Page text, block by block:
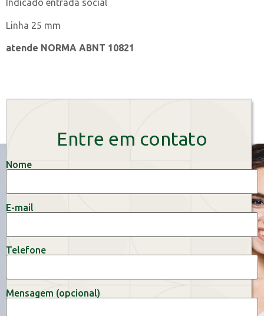
Indicado entrada social
Linha 25 mm
atende NORMA ABNT 10821
Entre em contato
Nome
E-mail
Telefone
Mensagem (opcional)